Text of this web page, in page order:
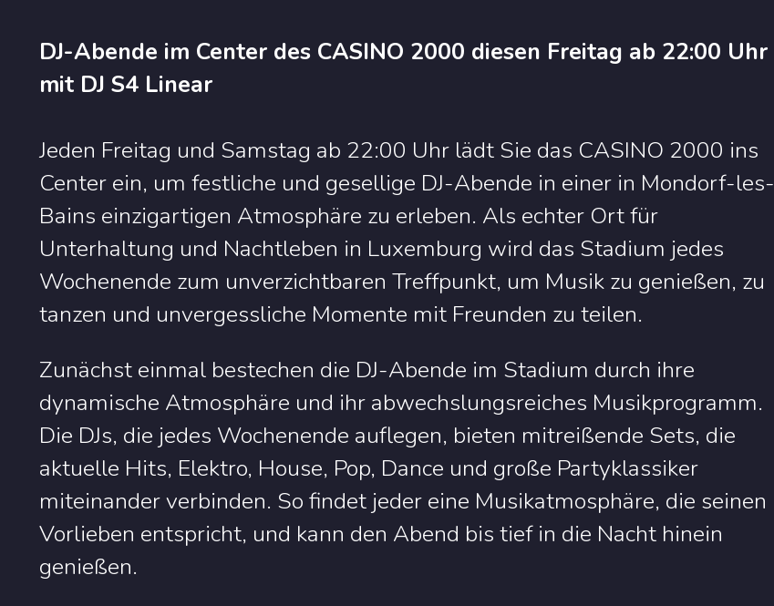
DJ-Abende im Center des CASINO 2000 diesen Freitag ab 22:00 Uhr
mit DJ S4 Linear
Jeden Freitag und Samstag ab 22:00 Uhr lädt Sie das CASINO 2000 ins
Center ein, um festliche und gesellige DJ-Abende in einer in Mondorf-les-
Bains einzigartigen Atmosphäre zu erleben. Als echter Ort für
Unterhaltung und Nachtleben in Luxemburg wird das Stadium jedes
Wochenende zum unverzichtbaren Treffpunkt, um Musik zu genießen, zu
tanzen und unvergessliche Momente mit Freunden zu teilen.
Zunächst einmal bestechen die DJ-Abende im Stadium durch ihre
dynamische Atmosphäre und ihr abwechslungsreiches Musikprogramm.
Die DJs, die jedes Wochenende auflegen, bieten mitreißende Sets, die
aktuelle Hits, Elektro, House, Pop, Dance und große Partyklassiker
miteinander verbinden. So findet jeder eine Musikatmosphäre, die seinen
Vorlieben entspricht, und kann den Abend bis tief in die Nacht hinein
genießen.